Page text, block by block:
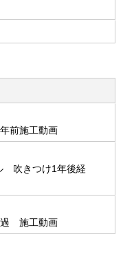
前施工動画
吹きつけ1年後経
過 施工動画